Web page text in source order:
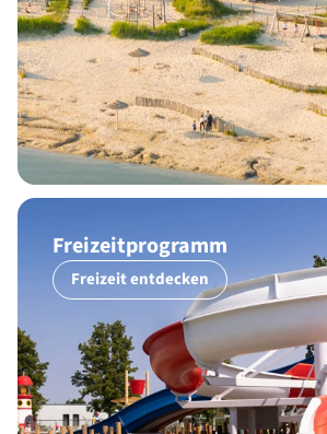
Freizeitprogramm
Freizeit entdecken